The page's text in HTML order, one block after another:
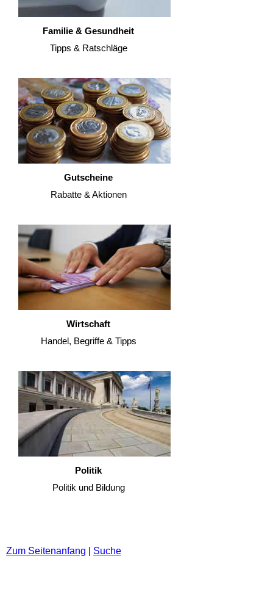
Familie & Gesundheit
Tipps & Ratschläge
Gutscheine
Rabatte & Aktionen
Wirtschaft
Handel, Begriffe & Tipps
Politik
Politik und Bildung
Zum Seitenanfang Suche